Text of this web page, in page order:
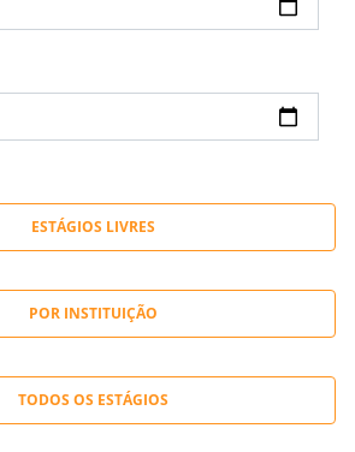
ESTÁGIOS LIVRES
POR INSTITUIÇÃO
TODOS OS ESTÁGIOS